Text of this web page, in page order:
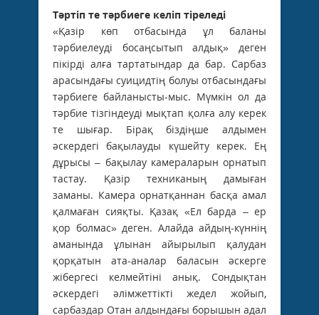
Тәртіп те тәрбиеге келіп тіреледі
«Қазір көп отбасында ұл баланы
тәрбиелеуді босаңсытып алдық» деген
пікірді алға тартатындар да бар. Сарбаз
арасындағы суицидтің болуы отбасындағы
тәрбиеге байланысты-мыс. Мүмкін ол да
тәрбие тізгіндеуді мықтап қолға алу керек
те шығар. Бірақ біздіңше алдымен
әскердегі бақылауды күшейту керек. Ең
дұрысы – бақылау камераларын орнатып
тастау. Қазір техниканың дамыған
заманы. Камера орнатқаннан басқа амал
қалмаған сияқты. Қазақ «Ел барда – ер
қор болмас» деген. Алайда айдың-күннің
аманында ұлынан айы­­рылып қалудан
қорқатын ата-аналар баласын әскерге
жібергесі келмейтіні анық. Сондықтан
әскердегі әлімжеттікті жедел жойып,
сарбаздар Отан алдындағы борышын адал